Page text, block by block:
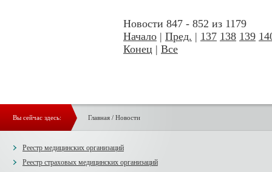
Новости 847 - 852 из 1179
Начало | Пред. | 137 138 139
Конец | Все
Вы сейчас здесь: Главная/ Новости
Реестр медицинских организаций
Реестр страховых медицинских организаций